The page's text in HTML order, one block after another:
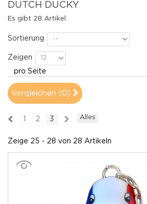
DUTCH DUCKY
Es gibt 28 Artikel.
Sortierung
Zeigen
pro Seite
Vergleichen (0)
Alles
2 3
Zeige 25 - 28 von 28 Artikeln